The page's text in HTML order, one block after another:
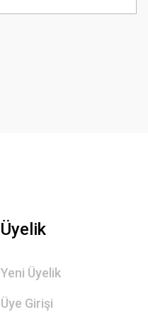
Üyelik
Yeni Üyelik
Üye Girişi